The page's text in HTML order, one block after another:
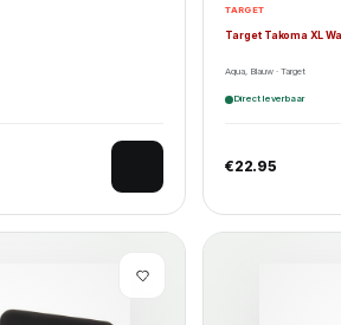
TARGET
Target Takoma XL
Aqua, Blauw · Target
Direct leverbaar
€22.95